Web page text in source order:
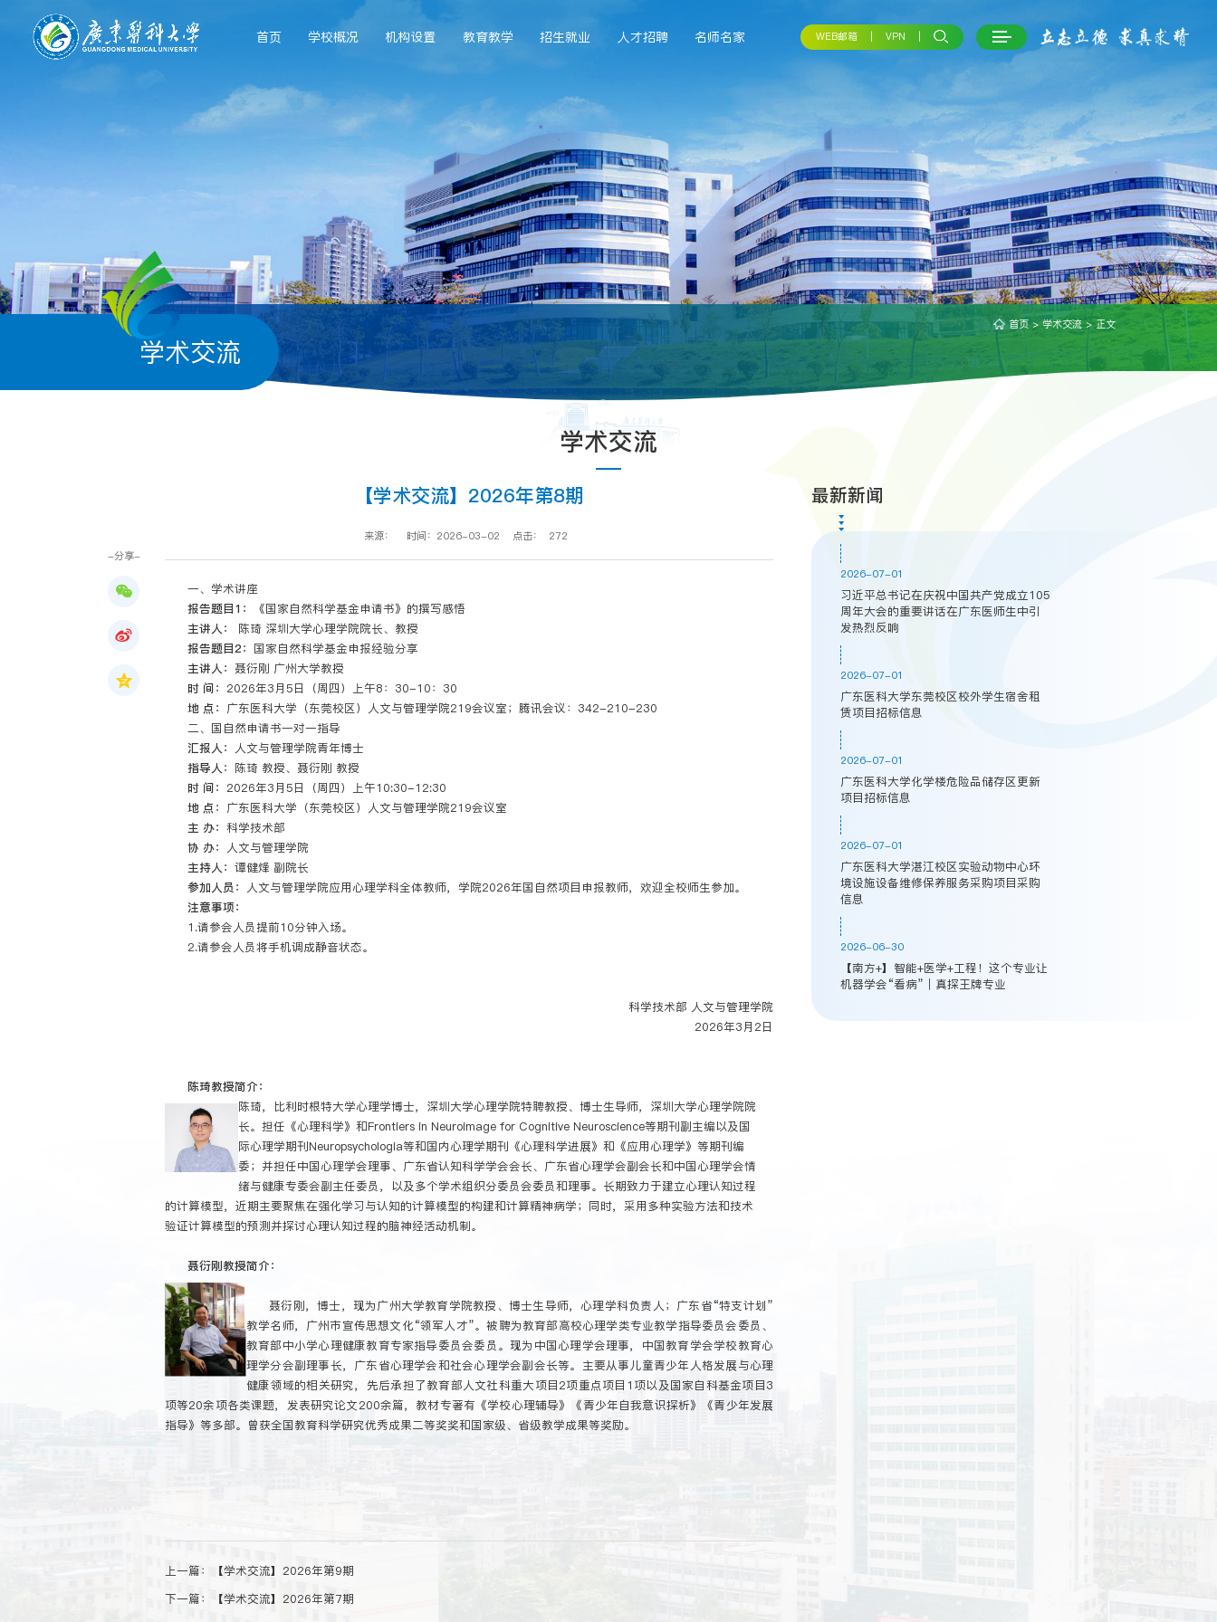
首页 学校概况 机构设置 教育教学 招生就业 人才招聘 名师名家 WEB邮箱 VPN
学术交流
首页 > 学术交流> 正文
学术交流
【学术交流】2026年第8期
来源： 时间：2026-03-02 点击：
272
-分享-
一、学术讲座
报告题目1：
《国家自然科学基金申请书》的撰写感悟
主讲人：
陈琦 深圳大学心理学院院长、教授
报告题目2： 国家自然科学基金申报经验分享
主讲人： 聂衍刚 广州大学教授
时 间： 2026年3月5日（周四）上午8：30-10：30
地 点： 广东医科大学（东莞校区）人文与管理学院219会议室；腾讯会议：342-210-230
二、国自然申请书一对一指导
汇报人：
人文与管理学院青年博士
指导人： 陈琦 教授、聂衍刚 教授
时 间： 2026年3月5日（周四）上午10:30-12:30
地 点： 广东医科大学（东莞校区）人文与管理学院219会议室
主 办：科学技术部
协 办：
人文与管理学院
主持人：谭健烽 副院长
参加人员：
人文与管理学院应用心理学科全体教师，学院2026年国自然项目申报教师，欢迎全校师生参加。
注意事项：
1.请参会人员提前10分钟入场。
2.请参会人员将手机调成静音状态。
科学技术部 人文与管理学院
2026年3月2日
陈琦教授简介：
陈琦，比利时根特大学心理学博士，深圳大学心理学院特聘教授、博士生导师，深圳大学心理学院院
长。担任《心理科学》和Frontiers in Neuroimage for Cognitive Neuroscience等期刊副主编以及国
际心理学期刊Neuropsychologia等和国内心理学期刊《心理科学进展》和《应用心理学》等期刊编
委；并担任中国心理学会理事、广东省认知科学学会会长、广东省心理学会副会长和中国心理学会情
绪与健康专委会副主任委员，以及多个学术组织分委员会委员和理事。长期致力于建立心理认知过程
的计算模型，近期主要聚焦在强化学习与认知的计算模型的构建和计算精神病学；同时，采用多种实验方法和技术
验证计算模型的预测并探讨心理认知过程的脑神经活动机制。
聂衍刚教授简介：
聂衍刚，博士，现为广州大学教育学院教授、博士生导师，心理学科负责人；广东省“特支计划”
教学名师，广州市宣传思想文化“领军人才”。被聘为教育部高校心理学类专业教学指导委员会委员、
教育部中小学心理健康教育专家指导委员会委员。现为中国心理学会理事，中国教育学会学校教育心
理学分会副理事长，广东省心理学会和社会心理学会副会长等。主要从事儿童青少年人格发展与心理
健康领域的相关研究，先后承担了教育部人文社科重大项目2项重点项目1项以及国家自科基金项目3
项等20余项各类课题，发表研究论文200余篇，教材专著有《学校心理辅导》《青少年自我意识探析》《青少年发展
指导》等多部。曾获全国教育科学研究优秀成果二等奖奖和国家级、省级教学成果等奖励。
上一篇：
【学术交流】2026年第9期
下一篇：
【学术交流】2026年第7期
最新新闻
2026-07-01
习近平总书记在庆祝中国共产党成立105
周年大会的重要讲话在广东医师生中引
发热烈反响
2026-07-01
广东医科大学东莞校区校外学生宿舍租
赁项目招标信息
2026-07-01
广东医科大学化学楼危险品储存区更新
项目招标信息
2026-07-01
广东医科大学湛江校区实验动物中心环
境设施设备维修保养服务采购项目采购
信息
2026-06-30
【南方+】智能+医学+工程！这个专业让
机器学会“看病”｜真探王牌专业